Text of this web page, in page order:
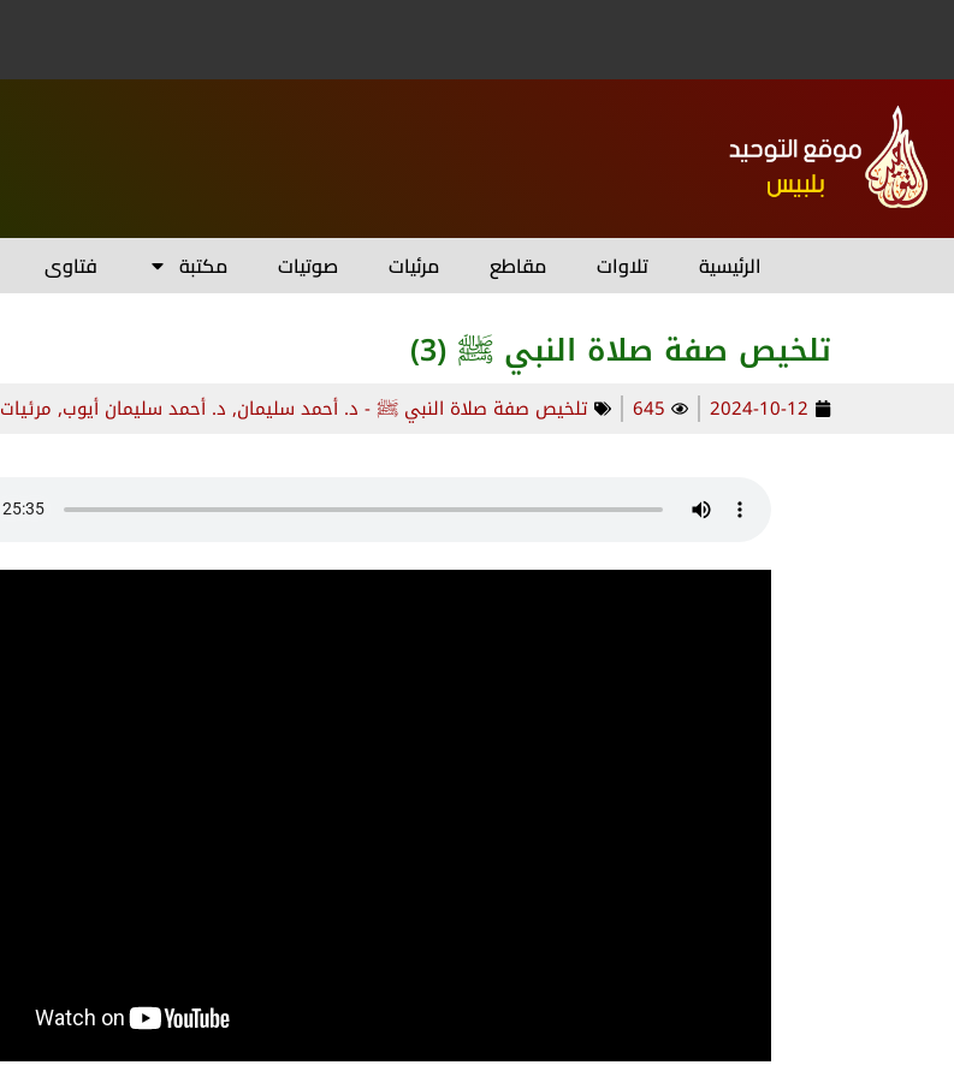
الرئيسية تلاوات مقاطع مرئيات صوتيات مكتبة فتاوى
تلخيص صفة صلاة النبي ﷺ (3)
2024-10-12
645 تلخيص صفة صلاة النبي ﷺ - د. أحمد سليمان, د. أحمد سليمان أيوب, مرئيات